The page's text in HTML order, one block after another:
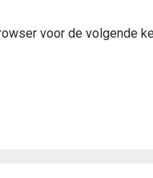
voor de volgende